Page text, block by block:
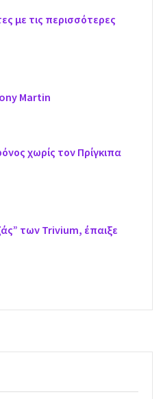
με τις περισσότερες
Martin
χωρίς τον Πρίγκιπα
των Trivium, έπαιξε